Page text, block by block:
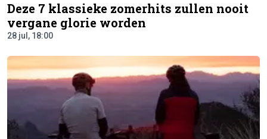
Deze 7 klassieke zomerhits zullen nooit
vergane glorie worden
28 jul, 18:00